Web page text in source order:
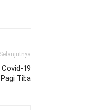
Covid-19
Tiba